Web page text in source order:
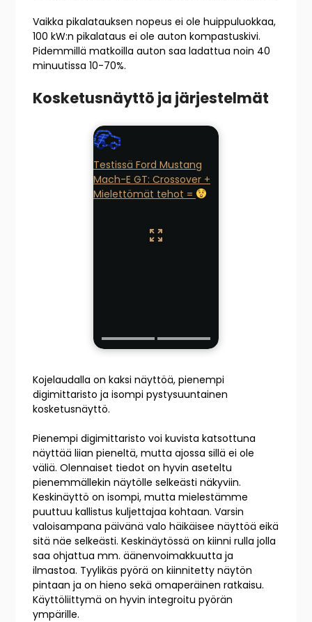
Vaikka pikalatauksen nopeus ei ole huippuluokkaa,
100 kW:n pikalataus ei ole auton kompastuskivi.
Pidemmillä matkoilla auton saa ladattua noin 40
minuutissa 10-70%.
Kosketusnäyttö ja järjestelmät
Testissä Ford Mustang
Mach-E GT: Crossover +
Mielettömät tehot =
Kojelaudalla on kaksi näyttöä, pienempi
digimittaristo ja isompi pystysuuntainen
kosketusnäyttö.
Pienempi digimittaristo voi kuvista katsottuna
näyttää liian pieneltä, mutta ajossa sillä ei ole
väliä. Olennaiset tiedot on hyvin aseteltu
pienemmällekin näytölle selkeästi näkyviin.
Keskinäyttö on isompi, mutta mielestämme
puuttuu kallistus kuljettajaa kohtaan. Varsin
valoisampana päivänä valo häikäisee näyttöä eikä
sitä näe selkeästi. Keskinäytössä on kiinni rulla jolla
saa ohjattua mm. äänenvoimakkuutta ja
ilmastoa. Tyylikäs pyörä on kiinnitetty näytön
pintaan ja on hieno sekä omaperäinen ratkaisu.
Käyttöliittymä on hyvin integroitu pyörän
ympärille.